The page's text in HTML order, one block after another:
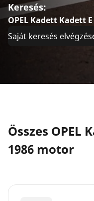
Keresés:
OPEL Kadett Kadett
Saját keresés
Összes OPEL
1986 motor